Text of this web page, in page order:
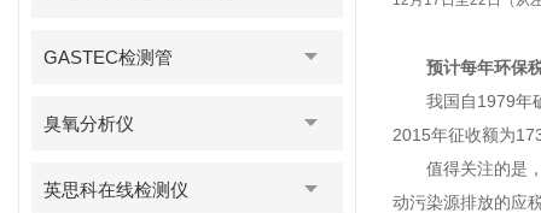
GASTEC检测管
臭氧分析仪
英思科在线检测仪
预计每年环保
我国自1979年确
2015年征收额为
值得关注的是，
动污染源排放的应